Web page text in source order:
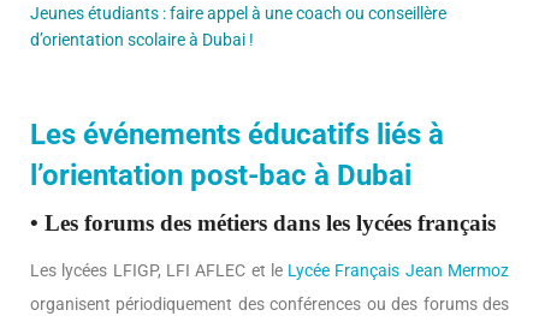
Jeunes étudiants : faire appel à une coach ou conseillère
d’orientation scolaire à Dubai !
Les événements éducatifs liés à
l’orientation post-bac à Dubai
• Les forums des métiers dans les lycées français
Les lycées LFIGP, LFI AFLEC et le Lycée Français Jean Mermoz
organisent périodiquement des conférences ou des forums des